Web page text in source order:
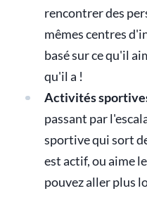
rencontrer des
mêmes centres
basé sur ce qu'il
qu'il a !
Activités
passant par
sportive qui sort
est actif, ou aime
pouvez aller plus